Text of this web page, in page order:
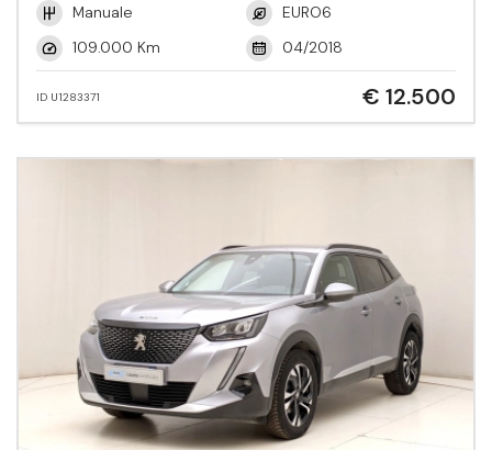
Manuale
EURO6
109.000 Km
04/2018
ID U1283371 € 12.500